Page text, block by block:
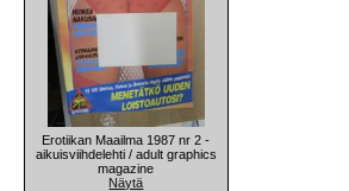
Erotiikan Maailma 1987 nr 2 -
aikuisviihdelehti / adult graphics
magazine
Näytä